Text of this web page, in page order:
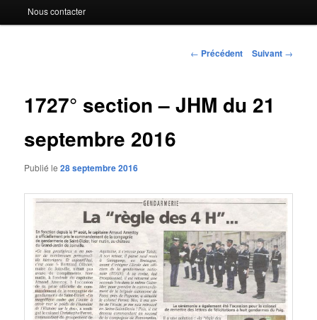
Nous contacter
Navigation
← Précédent Suivant →
1727° section – JHM du 21
septembre 2016
Publié le28 septembre 2016